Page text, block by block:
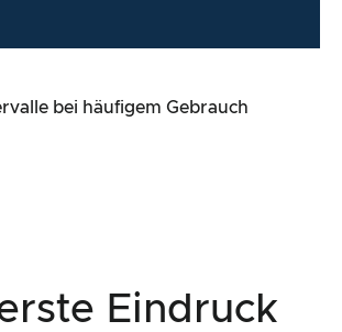
bei häufigem Gebrauch
Eindruck